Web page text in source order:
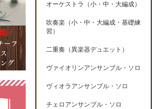
オーケストラ（小・中・大編成）
吹奏楽（小・中・大編成・基礎練
習）
二重奏（異楽器デュエット）
ヴァイオリンアンサンブル・ソロ
ヴィオラアンサンブル・ソロ
チェロアンサンブル・ソロ